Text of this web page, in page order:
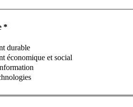
*
durable
économique et social